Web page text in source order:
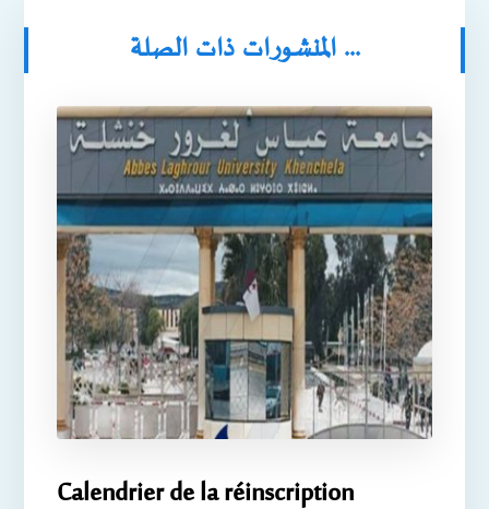
المنشورات ذات الصلة ...
Calendrier de la réinscription